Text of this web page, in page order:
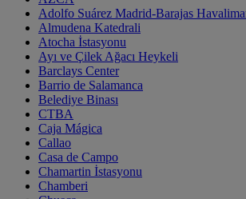
Adolfo Suárez Madrid-Barajas
Almudena Katedrali
Atocha İstasyonu
Ayı ve Çilek Ağacı Heykeli
Barclays Center
Barrio de Salamanca
Belediye Binası
CTBA
Caja Mágica
Callao
Casa de Campo
Chamartin İstasyonu
Chamberi